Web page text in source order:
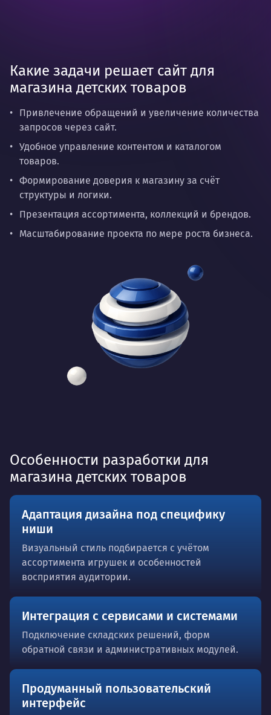
Какие задачи решает сайт для
магазина детских товаров
Привлечение обращений и увеличение количества
запросов через сайт.
Удобное управление контентом и каталогом
товаров.
Формирование доверия к магазину за счёт
структуры и логики.
Презентация ассортимента, коллекций и брендов.
Масштабирование проекта по мере роста бизнеса.
Особенности разработки для
магазина детских товаров
Адаптация дизайна под специфику
ниши
Визуальный стиль подбирается с учётом
ассортимента игрушек и особенностей
восприятия аудитории.
Интеграция с сервисами и системами
Подключение складских решений, форм
обратной связи и административных модулей.
Продуманный пользовательский
интерфейс